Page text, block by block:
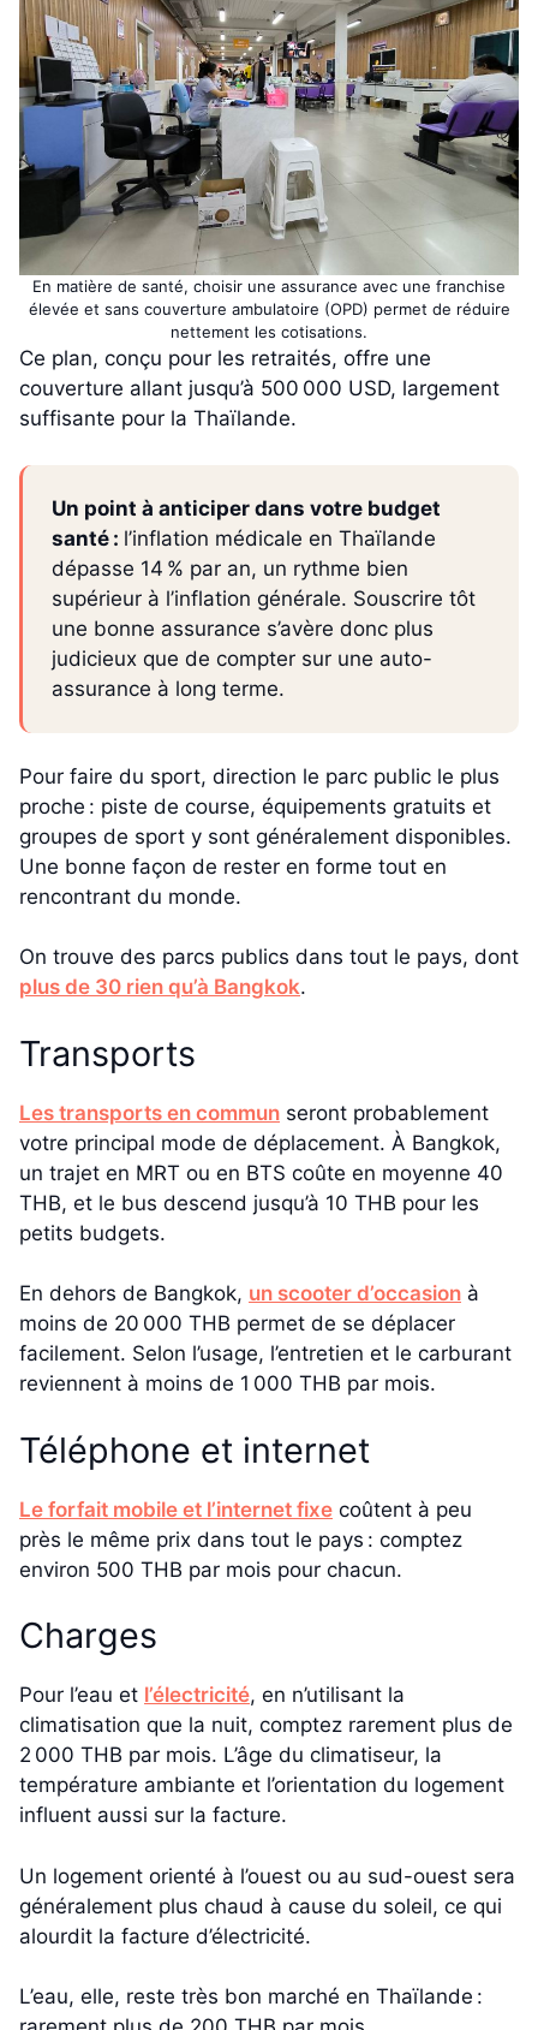
En matière de santé, choisir une assurance avec une franchise
élevée et sans couverture ambulatoire (OPD) permet de réduire
nettement les cotisations.
Ce plan, conçu pour les retraités, offre une
couverture allant jusqu’à 500 000 USD, largement
suffisante pour la Thaïlande.
Un point à anticiper dans votre budget
santé : l’inflation médicale en Thaïlande
dépasse 14 % par an, un rythme bien
supérieur à l’inflation générale. Souscrire tôt
une bonne assurance s’avère donc plus
judicieux que de compter sur une auto-
assurance à long terme.
Pour faire du sport, direction le parc public le plus
proche : piste de course, équipements gratuits et
groupes de sport y sont généralement disponibles.
Une bonne façon de rester en forme tout en
rencontrant du monde.
On trouve des parcs publics dans tout le pays, dont
plus de 30 rien qu’à Bangkok.
Transports
Les transports en commun seront probablement
votre principal mode de déplacement. À Bangkok,
un trajet en MRT ou en BTS coûte en moyenne 40
THB, et le bus descend jusqu’à 10 THB pour les
petits budgets.
En dehors de Bangkok, un scooter d’occasion à
moins de 20 000 THB permet de se déplacer
facilement. Selon l’usage, l’entretien et le carburant
reviennent à moins de 1 000 THB par mois.
Téléphone et internet
Le forfait mobile et l’internet fixe coûtent à peu
près le même prix dans tout le pays : comptez
environ 500 THB par mois pour chacun.
Charges
Pour l’eau et l’électricité, en n’utilisant la
climatisation que la nuit, comptez rarement plus de
2 000 THB par mois. L’âge du climatiseur, la
température ambiante et l’orientation du logement
influent aussi sur la facture.
Un logement orienté à l’ouest ou au sud-ouest sera
généralement plus chaud à cause du soleil, ce qui
alourdit la facture d’électricité.
L’eau, elle, reste très bon marché en Thaïlande :